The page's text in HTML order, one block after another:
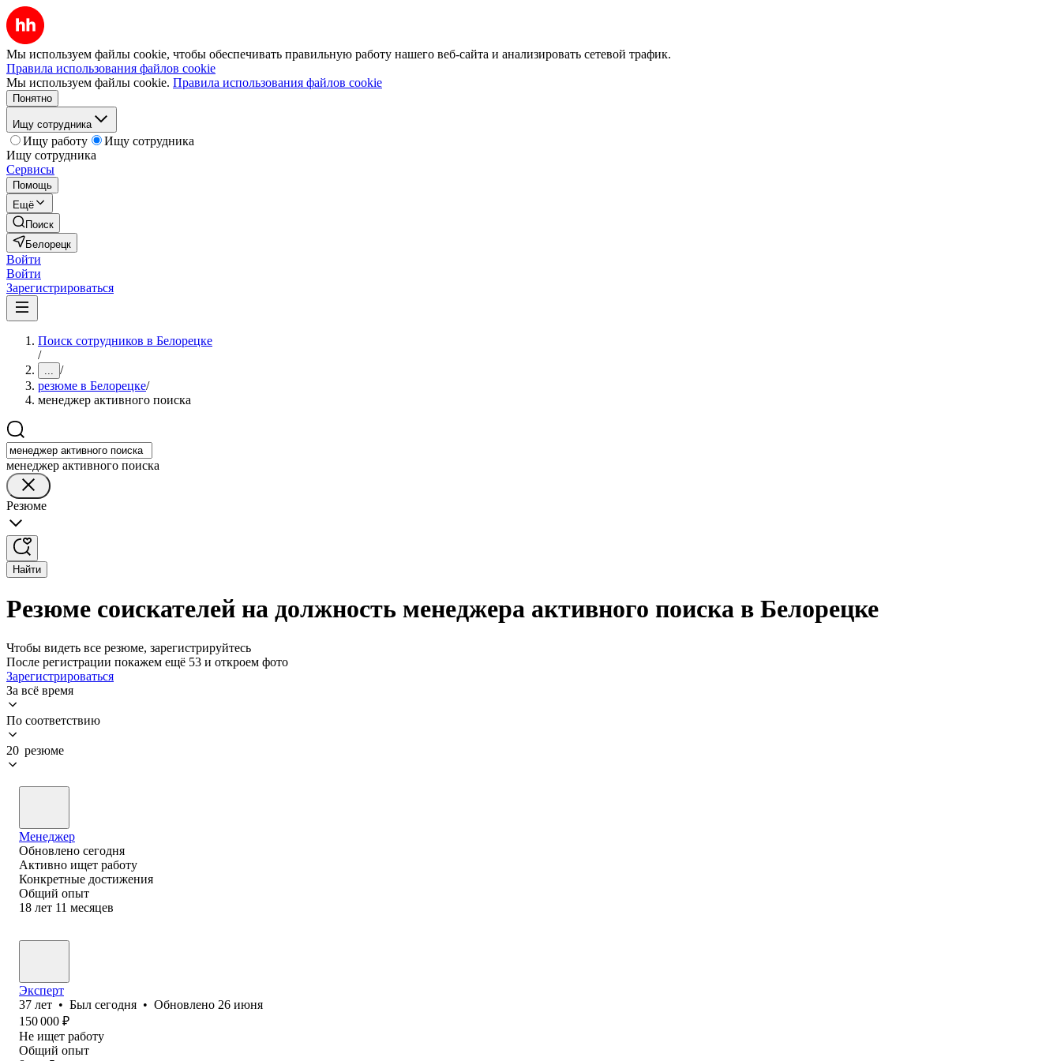
Мы используем файлы cookie, чтобы обеспечивать правильную работу нашего веб-сайта и анализировать сетевой трафик.
Правила использования файлов cookie
Мы используем файлы cookie. Правила использования файлов cookie
Понятно
Ищу сотрудника
Ищу работу
Ищу сотрудника
Ищу сотрудника
Сервисы
Помощь
Ещё
Поиск
Белорецк
Войти
Войти
Зарегистрироваться
Поиск сотрудников в Белорецке
/
... /
резюме в Белорецке/
менеджер активного поиска
менеджер активного поиска
Резюме
Найти
Резюме соискателей на должность менеджера активного поиска в Белорецке
Чтобы видеть все резюме, зарегистрируйтесь
После регистрации покажем ещё 53 и откроем фото
Зарегистрироваться
За всё время
По соответствию
20 резюме
Менеджер
Обновлено сегодня
Активно ищет работу
Конкретные достижения
Общий опыт
18 лет 11 месяцев
Эксперт
37 лет • Был сегодня • Обновлено 26 июня
150 000 ₽
Не ищет работу
Общий опыт